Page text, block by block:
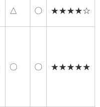
△ 〇 ★★★★☆
〇 〇 ★★★★★